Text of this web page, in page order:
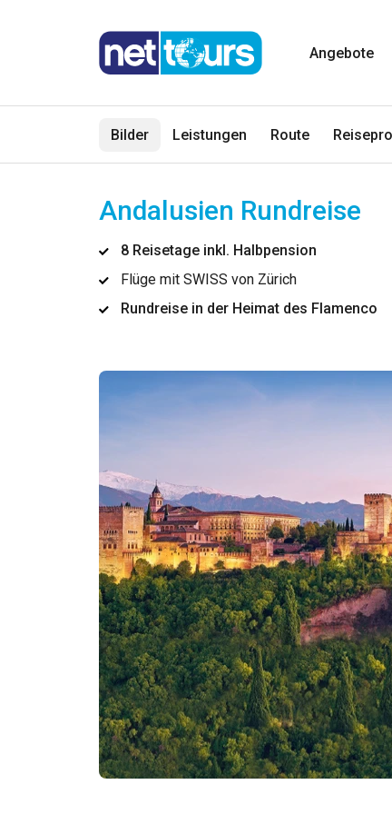
Angebote
Bilder Leistungen Route
Andalusien Rundreise
8 Reisetage inkl. Halbpension
Flüge mit SWISS von Zürich
Rundreise in der Heimat des Flamenco